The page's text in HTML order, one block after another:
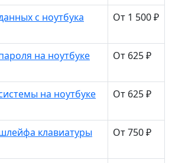
с ноутбука
От 1 500 ₽
на ноутбуке
От 625 ₽
на ноутбуке
От 625 ₽
клавиатуры
От 750 ₽